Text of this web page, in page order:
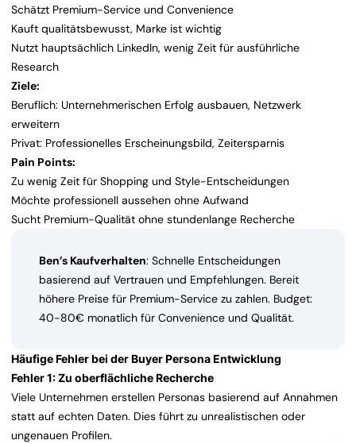
Schätzt Premium-Service und Convenience
Kauft qualitätsbewusst, Marke ist wichtig
Nutzt hauptsächlich LinkedIn, wenig Zeit für ausführliche
Research
Ziele:
Beruflich: Unternehmerischen Erfolg ausbauen, Netzwerk
erweitern
Privat: Professionelles Erscheinungsbild, Zeitersparnis
Pain Points:
Zu wenig Zeit für Shopping und Style-Entscheidungen
Möchte professionell aussehen ohne Aufwand
Sucht Premium-Qualität ohne stundenlange Recherche
Ben’s Kaufverhalten: Schnelle Entscheidungen
basierend auf Vertrauen und Empfehlungen. Bereit
höhere Preise für Premium-Service zu zahlen. Budget:
40-80€ monatlich für Convenience und Qualität.
Häufige Fehler bei der Buyer Persona Entwicklung
Fehler 1: Zu oberflächliche Recherche
Viele Unternehmen erstellen Personas basierend auf Annahmen
statt auf echten Daten. Dies führt zu unrealistischen oder
ungenauen Profilen.